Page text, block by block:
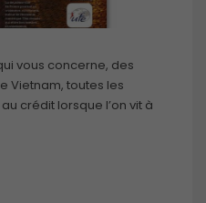
vous concerne, des
Vietnam, toutes les
crédit lorsque l’on vit à